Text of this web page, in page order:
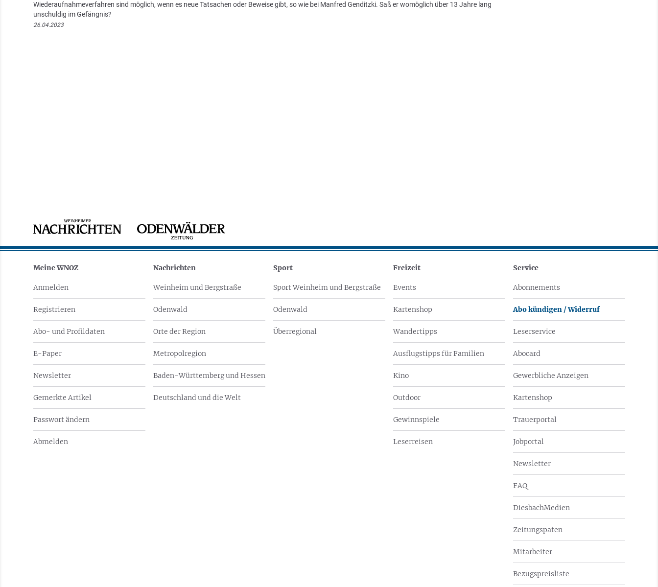
Wiederaufnahmeverfahren sind möglich, wenn es neue Tatsachen oder Beweise gibt, so wie bei Manfred Genditzki. Saß er womöglich über 13 Jahre lang
unschuldig im Gefängnis?
26.04.2023
Meine WNOZ
Anmelden
Registrieren
Abo- und Profildaten
E-Paper
Newsletter
Gemerkte Artikel
Passwort ändern
Abmelden
Nachrichten
Weinheim und Bergstraße
Odenwald
Orte der Region
Metropolregion
Baden-Württemberg und Hessen
Deutschland und die Welt
Sport
Sport Weinheim und Bergstraße
Odenwald
Überregional
Freizeit
Events
Kartenshop
Wandertipps
Ausflugstipps für Familien
Kino
Outdoor
Gewinnspiele
Leserreisen
Service
Abonnements
Abo kündigen / Widerruf
Leserservice
Abocard
Gewerbliche Anzeigen
Kartenshop
Trauerportal
Jobportal
Newsletter
FAQ
DiesbachMedien
Zeitungspaten
Mitarbeiter
Bezugspreisliste